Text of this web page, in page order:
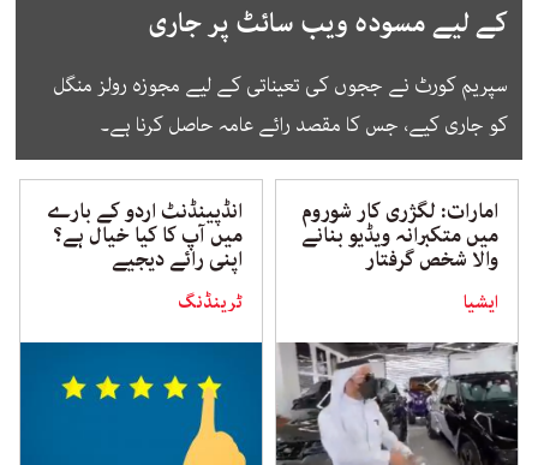
کے لیے مسودہ ویب سائٹ پر جاری
سپریم کورٹ نے ججوں کی تعیناتی کے لیے مجوزہ رولز منگل
کو جاری کیے، جس کا مقصد رائے عامہ حاصل کرنا ہے۔
امارات: لگژری کار شوروم
میں متکبرانہ ویڈیو بنانے
والا شخص گرفتار
ایشیا
انڈپینڈنٹ اردو کے بارے
میں آپ کا کیا خیال ہے؟
اپنی رائے دیجیے
ٹرینڈنگ